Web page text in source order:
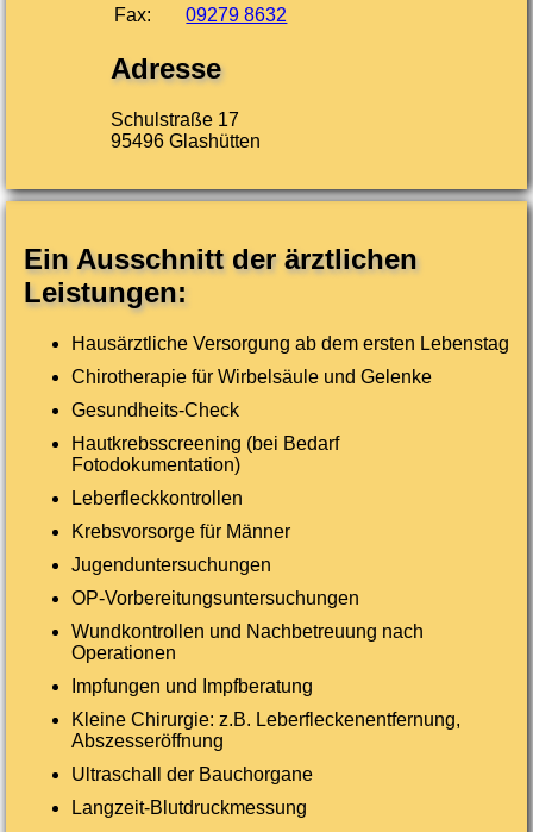
Ein Ausschnitt der ärztlichen
Leistungen:
Hausärztliche Versorgung ab dem ersten Lebenstag
Chirotherapie für Wirbelsäule und Gelenke
Gesundheits-Check
Hautkrebsscreening (bei Bedarf
Fotodokumentation)
Leberfleckkontrollen
Krebsvorsorge für Männer
Jugenduntersuchungen
OP-Vorbereitungsuntersuchungen
Wundkontrollen und Nachbetreuung nach
Operationen
Impfungen und Impfberatung
Kleine Chirurgie: z.B. Leberfleckenentfernung,
Abszesseröffnung
Ultraschall der Bauchorgane
Langzeit-Blutdruckmessung
Fax:
09279 8632
Adresse
Schulstraße 17
95496 Glashütten